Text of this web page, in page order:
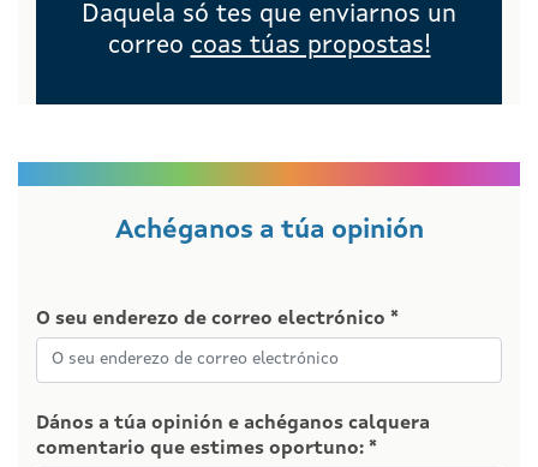
Daquela só tes que enviarnos un
correo coas túas propostas!
Achéganos a túa opinión
O seu enderezo de correo electrónico *
Dános a túa opinión e achéganos calquera
comentario que estimes oportuno: *